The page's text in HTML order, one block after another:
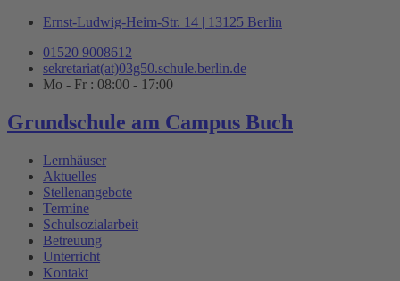
Zum
springen
Ernst-Ludwig-Heim-Str. 14 | 13125 Berlin
01520 9008612
sekretariat(at)03g50.schule.berlin.de
Mo - Fr : 08:00 - 17:00
Grundschule am Campus Buch
Lernhäuser
Aktuelles
Stellenangebote
Termine
Schulsozialarbeit
Betreuung
Unterricht
Kontakt